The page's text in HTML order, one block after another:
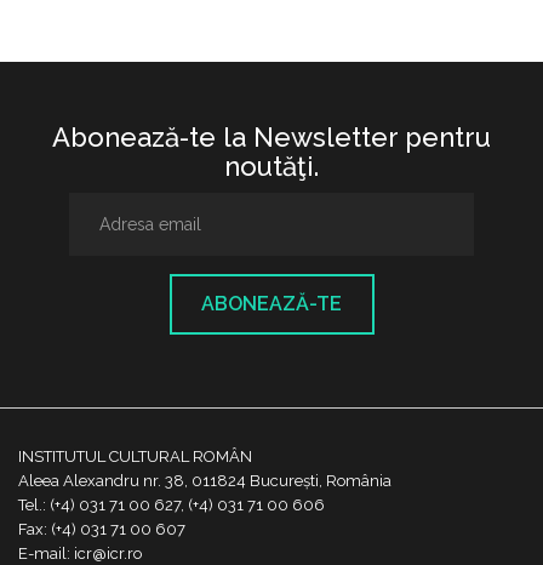
Abonează-te la Newsletter pentru
noutăţi.
ABONEAZĂ-TE
INSTITUTUL CULTURAL ROMÂN
Aleea Alexandru nr. 38, 011824 București, România
Tel.: (+4) 031 71 00 627, (+4) 031 71 00 606
Fax: (+4) 031 71 00 607
E-mail: icr@icr.ro